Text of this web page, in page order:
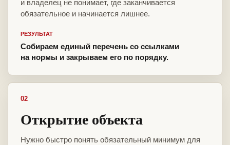
и владелец не понимает, где заканчивается
обязательное и начинается лишнее.
РЕЗУЛЬТАТ
Собираем единый перечень со ссылками
на нормы и закрываем его по порядку.
02
Открытие объекта
Нужно быстро понять обязательный минимум для